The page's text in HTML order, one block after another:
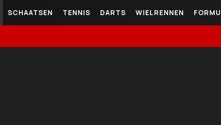
SCHAATSEN TENNIS DARTS WIELRENNEN